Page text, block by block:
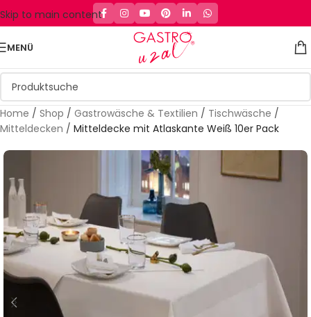
Skip to main content
MENÜ
Home / Shop / Gastrowäsche & Textilien / Tischwäsche /
Mitteldecken / Mitteldecke mit Atlaskante Weiß 10er Pack